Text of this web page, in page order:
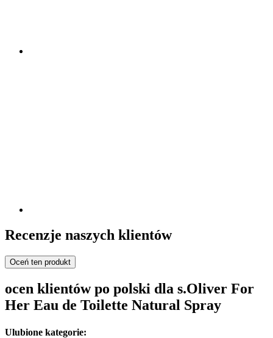
Recenzje naszych klientów
Oceń ten produkt
ocen klientów po polski dla s.Oliver For
Her Eau de Toilette Natural Spray
Ulubione kategorie: